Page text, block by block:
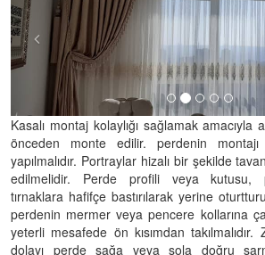
Kasalı montaj kolaylığı sağlamak amacıyla
önceden monte edilir. perdenin
yapılmalıdır. Portraylar hizalı bir şekilde
edilmelidir. Perde profili veya kutusu,
tırnaklara hafifçe bastırılarak yerine
perdenin mermer veya pencere kollarına
yeterli mesafede ön kısımdan
dolayı perde sağa veya sola doğru